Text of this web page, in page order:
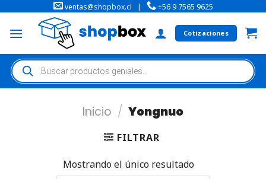
ventas@shopbox.cl | +56 9 7565 9625
Cotizaciones
Inicio / Yongnuo
FILTRAR
Mostrando el único resultado